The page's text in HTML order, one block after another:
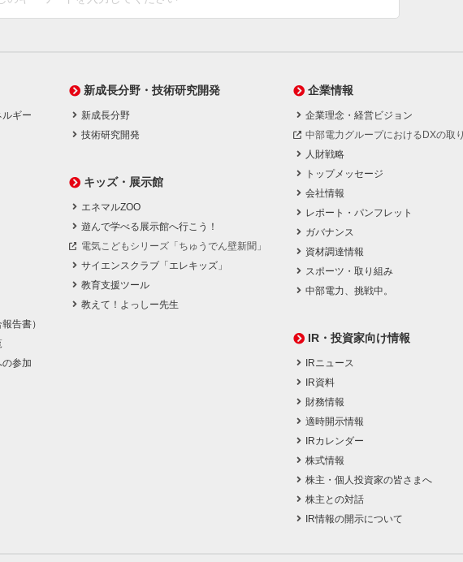
ギー
告書）
参加
新成長分野・技術研究開発
新成長分野
技術研究開発
キッズ・展示館
エネマルZOO
遊んで学べる展示館へ行こう！
電気こどもシリーズ「ちゅうでん壁新聞」
サイエンスクラブ「エレキッズ」
教育支援ツール
教えて！よっしー先生
企業情報
企業理念・経営ビジョン
中部電力グループにおけるDXの取
人財戦略
トップメッセージ
会社情報
レポート・パンフレット
ガバナンス
資材調達情報
スポーツ・取り組み
中部電力、挑戦中。
IR・投資家向け情報
IRニュース
IR資料
財務情報
適時開示情報
IRカレンダー
株式情報
株主・個人投資家の皆さまへ
株主との対話
IR情報の開示について